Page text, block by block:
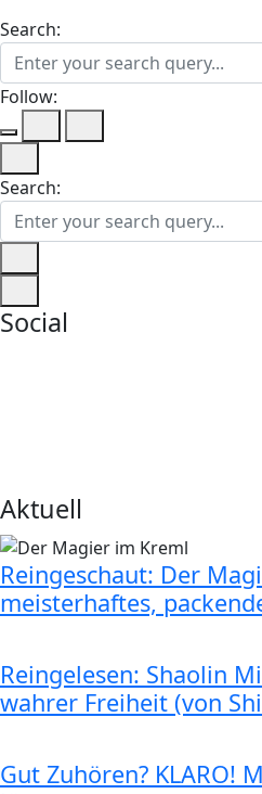
Search:
Follow:
Search:
Social
Aktuell
Reingeschaut: Der
meisterhaftes,
Reingelesen: Shaolin
wahrer Freiheit (von
Gut Zuhören? KLARO!